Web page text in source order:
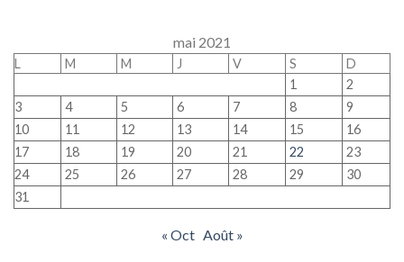
mai 2021
L M M J V S
D
1
2
3
4 5 6 7 8
9
10
11 12 13 14 15
16
17
18 19 20 21 22
23
24
25 26 27 28 29
30
31
« Oct Août »